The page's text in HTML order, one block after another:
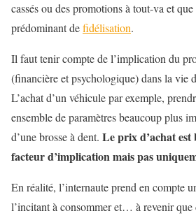
cassés ou des promotions à tout-va et
prédominant defidélisation.
Il faut tenir compte de l’implication du
(financière et psychologique) dans la vie
L’achat d’un véhicule par exemple,
ensemble de paramètres beaucoup plus
d’une brosse à dent. Le prix d’achat
facteur d’implication mais pas
En réalité, l’internaute prend en compte
l’incitant à consommer et… à revenir que